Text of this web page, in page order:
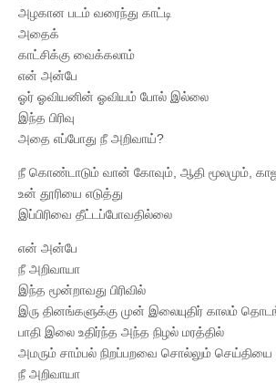
அழகான படம் வரைந்து காட்டி
அதைக்
காட்சிக்கு வைக்கலாம்
என் அன்பே
ஓர் ஓவியனின் ஓவியம் போல் இல்லை
இந்த பிரிவு
அதை எப்போது நீ அறிவாய்?
நீ கொண்டாடும் வான் கோவும், ஆதி மூலமும்,
உன் தூரியை எடுத்து
இப்பிரிவை தீட்டப்போவதில்லை
என் அன்பே
நீ அறிவாயா
இந்த மூன்றாவது பிரிவில்
இரு தினங்களுக்கு முன் இலையுதிர் காலம்
பாதி இலை உதிர்ந்த அந்த நிழல் மரத்தில்
அமரும் சாம்பல் நிறப்பறவை சொல்லும் செய்தியை
நீ அறிவாயா